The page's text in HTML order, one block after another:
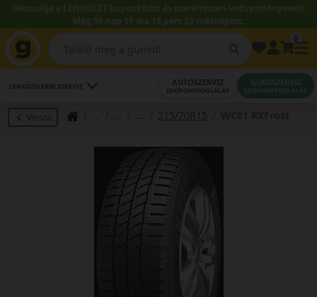
Használja a LENDÜLET kuponkódot és szereltessen kedvezményesen!
Még 55 nap 11 óra 15 perc 32 másodperc.
LEGKÖZELEBBI SZERVIZ AUTÓSZERVIZ
IDŐPONTFOGLALÁS
GUMISZERVIZ
IDŐPONTFOGLALÁS
Vissza 215/70R15